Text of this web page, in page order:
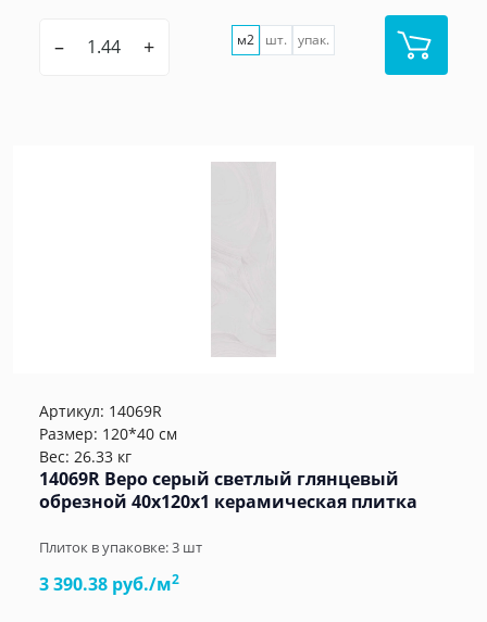
– + м2 шт. упак.
Артикул: 14069R
Размер: 120*40 см
Вес: 26.33 кг
14069R Веро серый светлый глянцевый
обрезной 40x120x1 керамическая плитка
Плиток в упаковке:3 шт
3 390.38 руб./м2